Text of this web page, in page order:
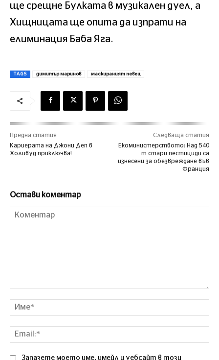
ще срещне Булката в музикален дуел, а
Хищницата ще опита да изпрати на
елиминация Баба Яга.
TAGS димитър маринов маскираният певец
Предна статия
Кариерата на Джони Деп в
Холивуд приключва!
Следваща статия
Екоминистерството: Над 540
т стари пестициди са
изнесени за обезвреждане във
Франция
Остави коментар
Запазете моето име, имейл и уебсайт в този